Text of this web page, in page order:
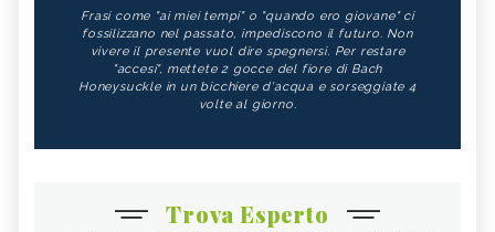
Frasi come "ai miei tempi" o "quando ero giovane" ci
fossilizzano nel passato, impediscono il futuro. Non
vivere il presente vuol dire spegnersi. Per restare
"accesi", mettete 2 gocce del fiore di Bach
Honeysuckle in un bicchiere d'acqua e sorseggiate 4
volte al giorno.
Trova Esperto